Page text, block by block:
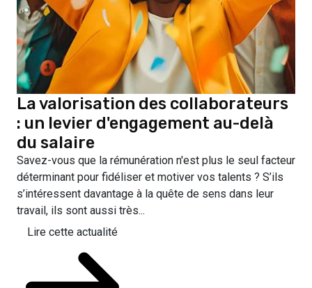
La valorisation des collaborateurs
: un levier d'engagement au-delà
du salaire
Savez-vous que la rémunération n'est plus le seul facteur
déterminant pour fidéliser et motiver vos talents ? S’ils
s’intéressent davantage à la quête de sens dans leur
travail, ils sont aussi très...
Lire cette actualité